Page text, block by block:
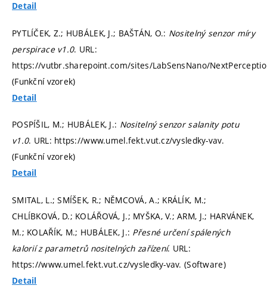
Detail
PYTLÍČEK, Z.; HUBÁLEK, J.; BAŠTÁN, O.: Nositelný senzor míry
perspirace v1.0. URL:
https://vutbr.sharepoint.com/sites/LabSensNano/
(Funkční vzorek)
Detail
POSPÍŠIL, M.; HUBÁLEK, J.: Nositelný senzor salanity potu
v1.0. URL: https://www.umel.fekt.vut.cz/vysledky-vav.
(Funkční vzorek)
Detail
SMITAL, L.; SMÍŠEK, R.; NĚMCOVÁ, A.; KRÁLÍK, M.;
CHLÍBKOVÁ, D.; KOLÁŘOVÁ, J.; MYŠKA, V.; ARM, J.; HARVÁNEK,
M.; KOLAŘÍK, M.; HUBÁLEK, J.: Přesné určení spálených
kalorií z parametrů nositelných zařízení. URL:
https://www.umel.fekt.vut.cz/vysledky-vav. (Software)
Detail